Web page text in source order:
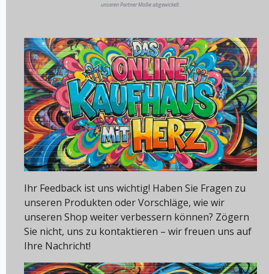
unseren Partner Mollie abgewickelt.
Ihr Feedback ist uns wichtig! Haben Sie Fragen zu
unseren Produkten oder Vorschläge, wie wir
unseren Shop weiter verbessern können? Zögern
Sie nicht, uns zu kontaktieren – wir freuen uns auf
Ihre Nachricht!